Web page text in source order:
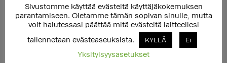
13.05.2022
Miltä näyttävät Setan sote-
eväitä hyvinvointialueiden
30.03.2022
Sateenkaari-ihmisiin
vihapuheeseen puututtava
Sivustomme käyttää evästeitä käyttäjäkokemuksen
parantamiseen. Oletamme tämän sopivan sinulle, mutta
voit halutessasi päättää mitä evästeitä laitteellesi
tallennetaan evästeaseuksista.
KYLLÄ Ei
Yksityisyysasetukset